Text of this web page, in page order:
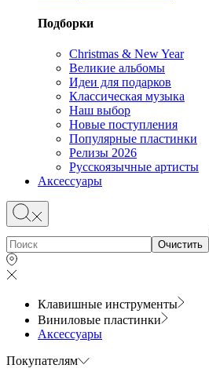
Подборки
Christmas & New Year
Великие альбомы
Идеи для подарков
Классическая музыка
Наш выбор
Новые поступления
Популярные пластинки
Релизы 2026
Русскоязычные артисты
Аксессуары
Очистить
Клавишные инструменты
Виниловые пластинки
Аксессуары
Покупателям